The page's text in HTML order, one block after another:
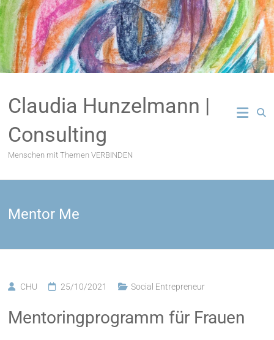
Zum
Inhalt
springen
Claudia Hunzelmann |
Consulting
Menschen mit Themen VERBINDEN
Mentor Me
CHU 25/10/2021 Social Entrepreneur
Mentoringprogramm für Frauen